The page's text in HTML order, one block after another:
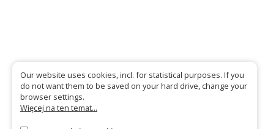
Our website uses cookies, incl. for statistical purposes. If you
do not want them to be saved on your hard drive, change your
browser settings.
Więcej na ten temat...